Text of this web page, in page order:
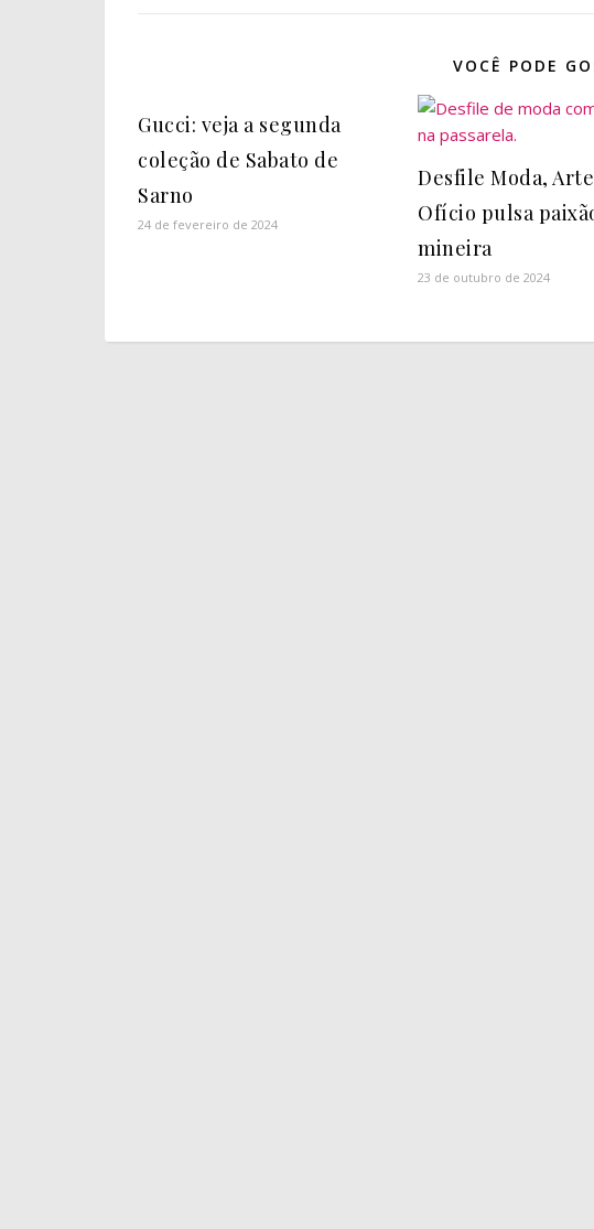
VOCÊ PODE
Gucci: veja a segunda
coleção de Sabato de
Sarno
24 de fevereiro de 2024
Desfile Moda,
Ofício pulsa
mineira
23 de outubro de 2024